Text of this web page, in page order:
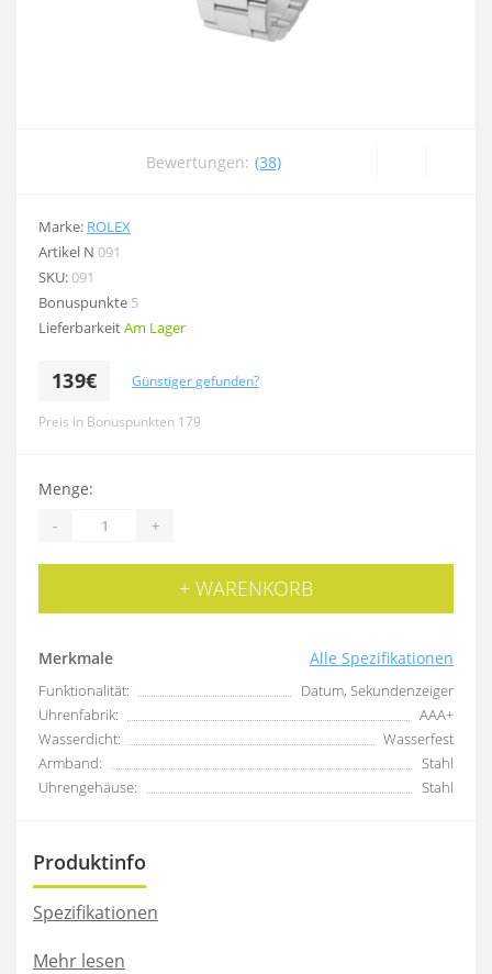
Bewertungen: (38)
Marke: ROLEX
Artikel N 091
SKU:091
Bonuspunkte 5
LieferbarkeitAm Lager
139€ Günstiger gefunden?
Preis in Bonuspunkten 179
Merkmale Alle Spezifikationen
Funktionalität:
Datum, Sekundenzeiger
Uhrenfabrik:
AAA+
Wasserdicht:
Wasserfest
Armband:
Stahl
Uhrengehäuse:
Stahl
Menge:
- +
+ WARENKORB
Produktinfo
Spezifikationen
Mehr lesen